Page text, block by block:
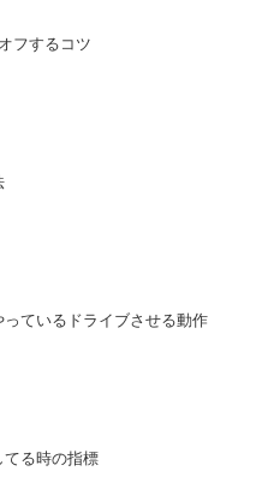
フするコツ
ているドライブさせる動作
てる時の指標